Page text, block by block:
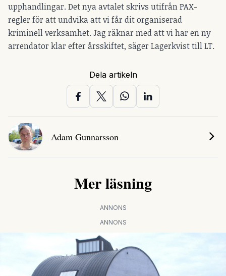
upphandlingar. Det nya avtalet skrivs utifrån PAX-
regler för att undvika att vi får dit organiserad
kriminell verksamhet. Jag räknar med att vi har en ny
arrendator klar efter årsskiftet, säger Lagerkvist till LT.
Dela artikeln
Adam Gunnarsson
Mer läsning
ANNONS
ANNONS